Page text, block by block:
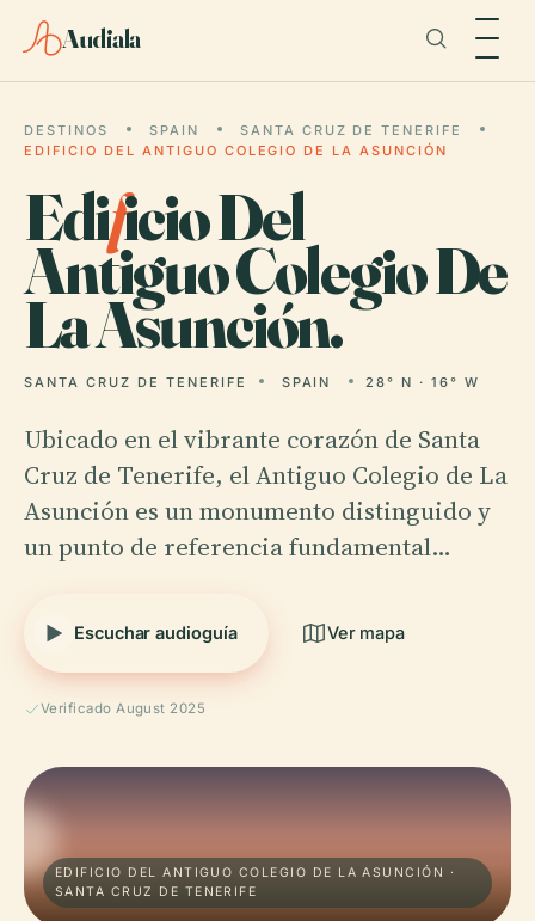
Audiala
DESTINOS SPAIN
SANTA CRUZ DE TENERIFE
EDIFICIO DEL ANTIGUO COLEGIO DE LA ASUNCIÓN
Edificio Del
Antiguo Colegio De
La Asunción.
SANTA CRUZ DE TENERIFE SPAIN 28° N · 16° W
Ubicado en el vibrante corazón de Santa
Cruz de Tenerife, el Antiguo Colegio de La
Asunción es un monumento distinguido y
un punto de referencia fundamental…
Escuchar audioguía Ver mapa
Verificado August 2025
EDIFICIO DEL ANTIGUO COLEGIO DE LA ASUNCIÓN ·
SANTA CRUZ DE TENERIFE